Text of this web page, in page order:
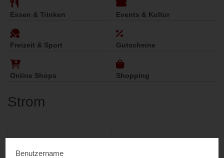
Essen & Trinken Events & Kultur
Freizeit & Sport Gutscheine
Online Shops Shopping
Strom
Benutzername